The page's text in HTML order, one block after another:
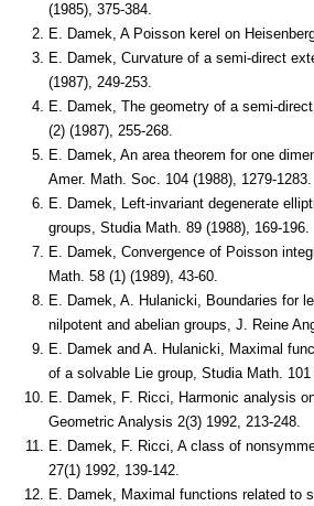
(1985), 375-384.
E. Damek, A Poisson kerel on
E. Damek, Curvature of a semi-direct
(1987), 249-253.
E. Damek, The geometry of a semi-
(2) (1987), 255-268.
E. Damek, An area theorem for one
Amer. Math. Soc. 104 (1988), 1279-1283.
E. Damek, Left-invariant degenerate
groups, Studia Math. 89 (1988), 169-196.
E. Damek, Convergence of Poisson
Math. 58 (1) (1989), 43-60.
E. Damek, A. Hulanicki, Boundaries for
nilpotent and abelian groups, J. Reine
E. Damek and A. Hulanicki, Maximal
of a solvable Lie group, Studia Math. 101
E. Damek, F. Ricci, Harmonic analysis
Geometric Analysis 2(3) 1992, 213-248.
E. Damek, F. Ricci, A class of
27(1) 1992, 139-142.
E. Damek, Maximal functions related to